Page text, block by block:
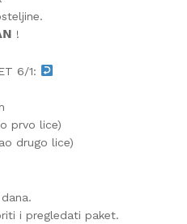
!
6/1:
prvo lice)
drugo lice)
i pregledati paket.